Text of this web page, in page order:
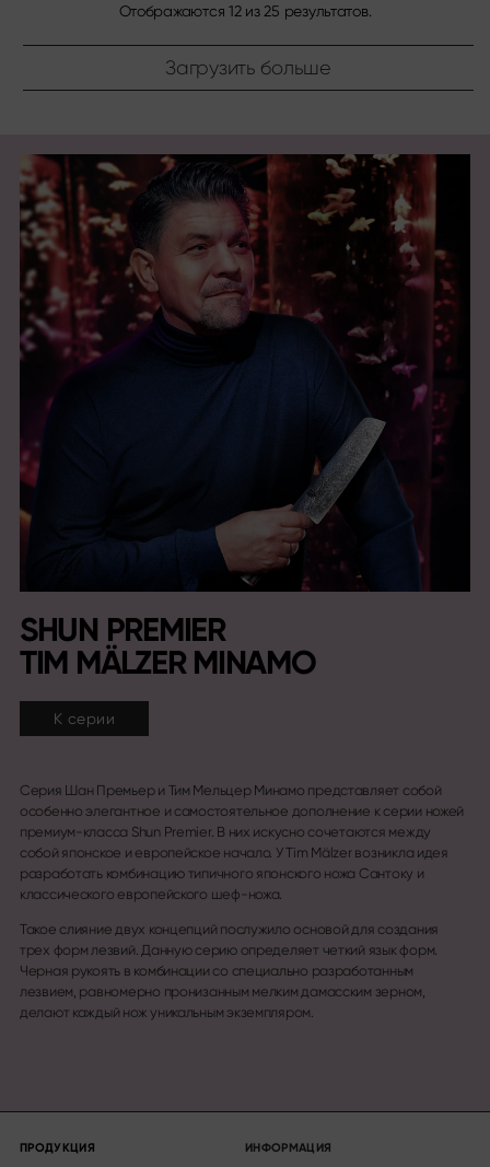
Отображаются12из 25 результатов.
Загрузить больше
SHUN PREMIER
TIM MÄLZER MINAMO
К серии
Серия Шан Премьер и Тим Мельцер Минамо представляет собой
особенно элегантное и самостоятельное дополнение к серии ножей
премиум-класса Shun Premier. В них искусно сочетаются между
собой японское и европейское начало. У Tim Mälzer возникла идея
разработать комбинацию типичного японского ножа Сантоку и
классического европейского шеф-ножа.
Такое слияние двух концепций послужило основой для создания
трех форм лезвий. Данную серию определяет четкий язык форм.
Черная рукоять в комбинации со специально разработанным
лезвием, равномерно пронизанным мелким дамасским зерном,
делают каждый нож уникальным экземпляром.
ПРОДУКЦИЯ ИНФОРМАЦИЯ